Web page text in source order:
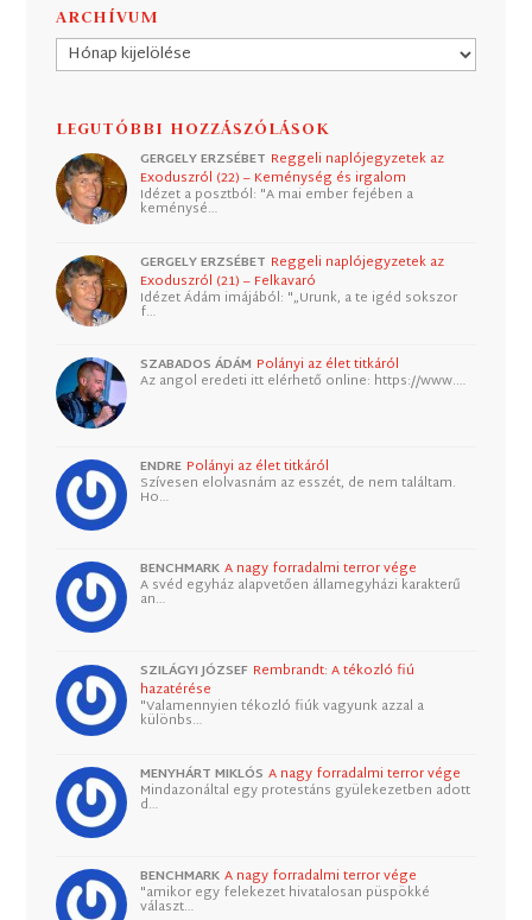
ARCHÍVUM
Archívum
LEGUTÓBBI HOZZÁSZÓLÁSOK
GERGELY ERZSÉBET Reggeli naplójegyzetek az
Exoduszról (22) – Keménység és irgalom
Idézet a posztból: "A mai ember fejében a
keménysé…
GERGELY ERZSÉBET Reggeli naplójegyzetek az
Exoduszról (21) – Felkavaró
Idézet Ádám imájából: "„Urunk, a te igéd sokszor
f…
SZABADOS ÁDÁM Polányi az élet titkáról
Az angol eredeti itt elérhető online: https://www.…
ENDRE Polányi az élet titkáról
Szívesen elolvasnám az esszét, de nem találtam.
Ho…
BENCHMARK A nagy forradalmi terror vége
A svéd egyház alapvetően államegyházi karakterű
an…
SZILÁGYI JÓZSEF Rembrandt: A tékozló fiú
hazatérése
"Valamennyien tékozló fiúk vagyunk azzal a
különbs…
MENYHÁRT MIKLÓS A nagy forradalmi terror vége
Mindazonáltal egy protestáns gyülekezetben adott
d…
BENCHMARK A nagy forradalmi terror vége
"amikor egy felekezet hivatalosan püspökké
választ…